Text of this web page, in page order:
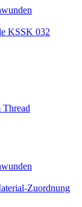
KSSK 032
Thread
Zuordnung